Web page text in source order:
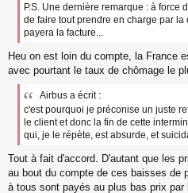
e
n
o
P.S. Une dernière remarque : à force
de faire tout prendre en charge par
payera la facture...
Heu on est loin du compte, la France
avec pourtant le taux de chômage le
Airbus a écrit :
c'est pourquoi je préconise un juste
le client et donc la fin de cette
qui, je le répète, est absurde, et
Tout à fait d'accord. D'autant que les
au bout du compte de ces baisses de
à tous sont payés au plus bas prix par